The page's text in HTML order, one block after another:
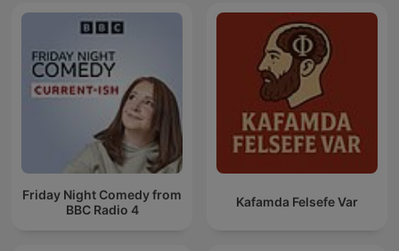
Friday Night Comedy from
BBC Radio 4
Kafamda Felsefe Var